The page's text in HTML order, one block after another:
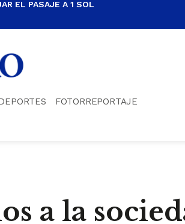
EL PASAJE A 1 SOL
FOTORREPORTAJE
a la